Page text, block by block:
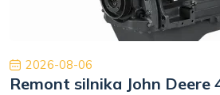
2026-08-06
Remont silnika John Deere